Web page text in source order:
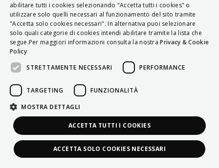
HUNGARIAN
DEUTSCH
POLSKI
PORTUGUÊS
abilitare tutti i cookies selezionando "Accetta tutti i cookies" o
utilizzare solo quelli necessari al funzionamento del sito tramite
"Accetta solo cookies necessari". In alternativa puoi selezionare
solo quali categorie di cookies intendi abilitare tramite la lista che
segue.Per maggiori informazioni consulta la nostra Privacy & Cookie
Policy
STRETTAMENTE NECESSARI
PERFORMANCE
TARGETING FUNZIONALITÀ
MOSTRA DETTAGLI
ACCETTA TUTTI I COOKIES
ACCETTA SOLO COOKIES NECESSARI